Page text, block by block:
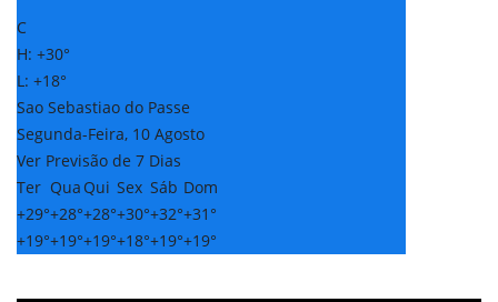
C
H: +30°
L: +18°
Sao Sebastiao do Passe
Segunda-Feira, 10 Agosto
Ver Previsão de 7 Dias
Ter Qua Qui Sex Sáb Dom
+29°+28°+28°+30°+32°+31°
+19°+19°+19°+18°+19°+19°